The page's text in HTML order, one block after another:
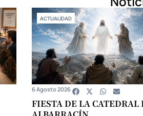
ACTUALIDAD
FIESTA DE LA CATEDRAL
6 Agosto 2026